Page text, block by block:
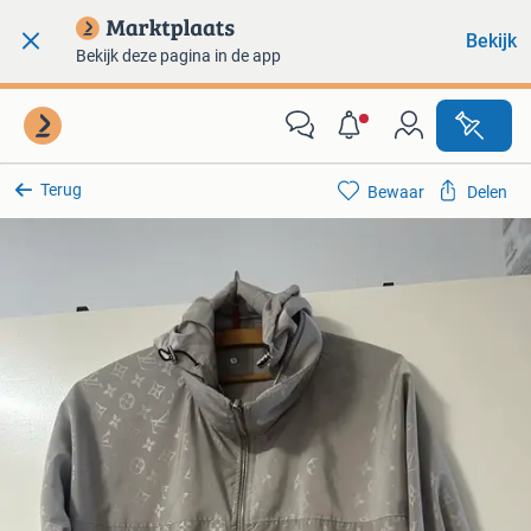
Bekijk deze pagina in de app
Bekijk
Terug Bewaar Delen